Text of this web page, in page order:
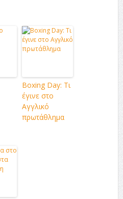
Boxing Day: Τι
έγινε στο
Αγγλικό
πρωτάθλημα